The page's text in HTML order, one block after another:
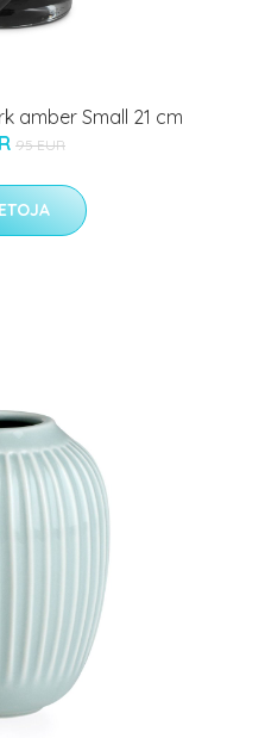
amber Small 21 cm
95 EUR